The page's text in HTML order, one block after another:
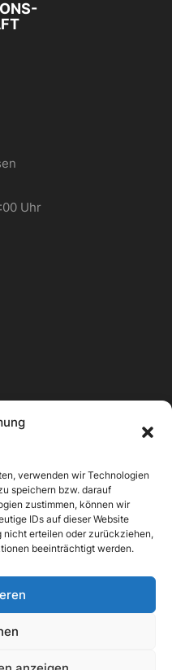
verwenden wir Technologien
speichern bzw. darauf
zustimmen, können wir
IDs auf dieser Website
nicht erteilen oder zurückziehen,
beeinträchtigt werden.
Uhr